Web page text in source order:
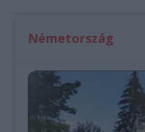
Németország